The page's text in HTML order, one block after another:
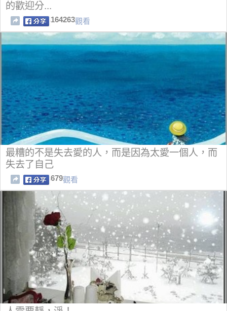
的歡迎分...
164263觀看
最糟的不是失去愛的人，而是因為太愛一個人，而
失去了自己
679觀看